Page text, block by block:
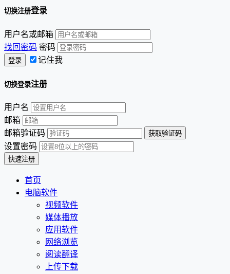
切换注册登录
用户名或邮箱
找回密码 密码
记住我
切换登录注册
用户名
邮箱
邮箱验证码
设置密码
首页
电脑软件
视频软件
媒体播放
应用软件
网络浏览
阅读翻译
上传下载